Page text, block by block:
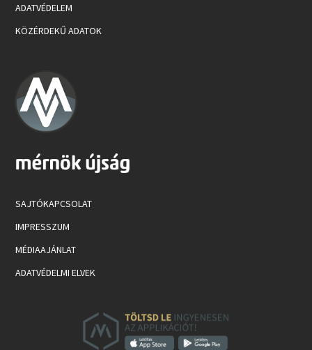
ADATVÉDELEM
KÖZÉRDEKŰ ADATOK
SAJTÓKAPCSOLAT
IMPRESSZUM
MÉDIAAJÁNLAT
ADATVÉDELMI ELVEK